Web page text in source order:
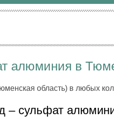
алюминия в
область) в любых
– сульфат